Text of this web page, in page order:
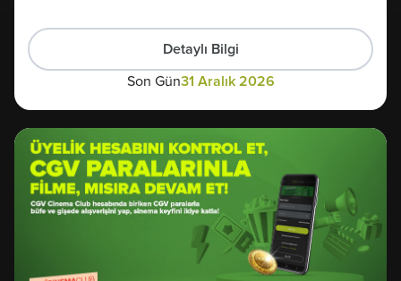
Detaylı Bilgi
Son Gün31 Aralık 2026